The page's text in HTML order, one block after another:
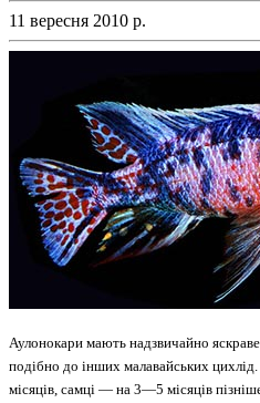
11 вересня 2010 р.
Аулонокари мають надзвичайно
подібно до інших малавайських
місяців, самці — на 3—5 місяців